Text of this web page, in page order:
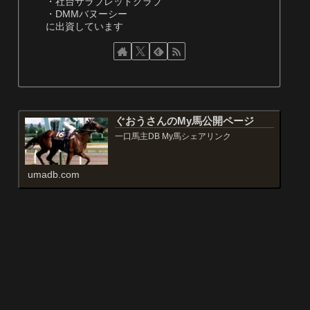
・DMMバヌーシー
に出資しています
ぐおうさんのMy馬公開ページ
一口馬主DB My馬シェアリンク
umadb.com